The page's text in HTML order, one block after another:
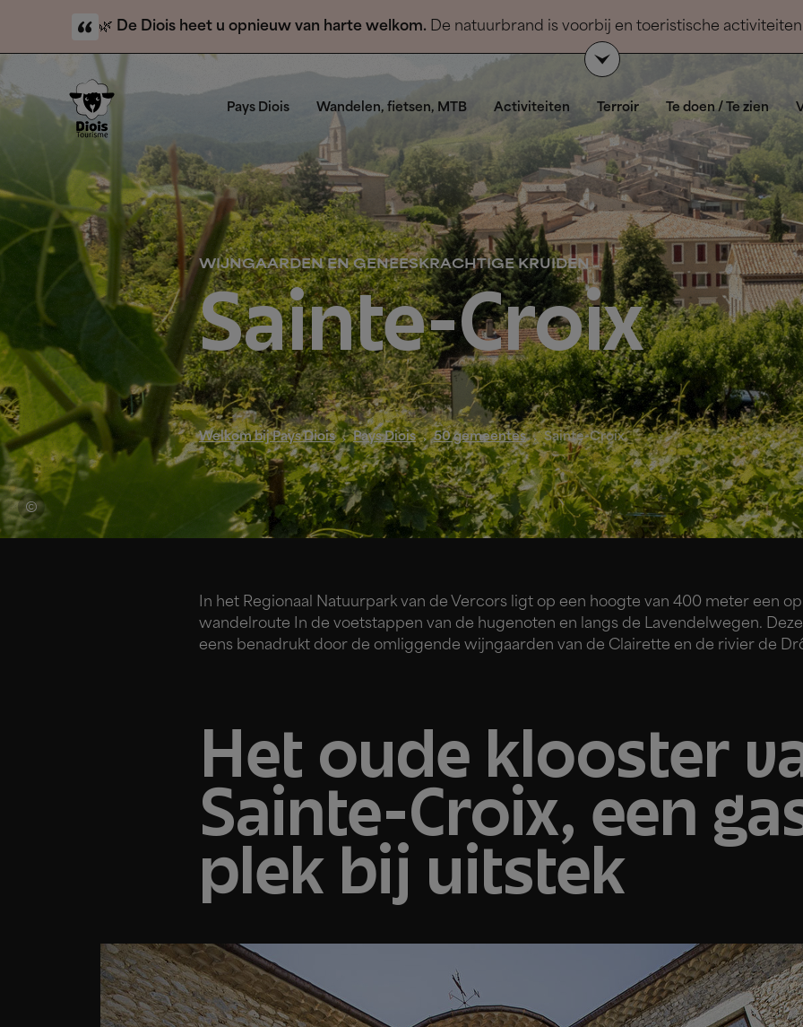
🌿 De Diois heet u opnieuw van harte welkom. De natuurbrand is voorbij en toeristische
Onze gastvrouwen en gastheren
Pays Diois Wandelen, fietsen, MTB Activiteiten Terroir Te doen / Te zien
WIJNGAARDEN EN GENEESKRACHTIGE KRUIDEN
Sainte-Croix
Welkom bij Pays Diois Pays Diois 50 gemeentes Sainte-Croix
In het Regionaal Natuurpark van de Vercors ligt op een hoogte van 400 meter een
wandelroute In de voetstappen van de hugenoten en langs de Lavendelwegen.
eens benadrukt door de omliggende wijngaarden van de Clairette en de rivier de
Het oude klooster
Sainte-Croix, een
plek bij uitstek